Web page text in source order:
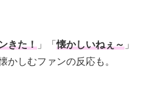
きた！ 」「懐かしいねぇ～ 」
かしむファンの反応も。